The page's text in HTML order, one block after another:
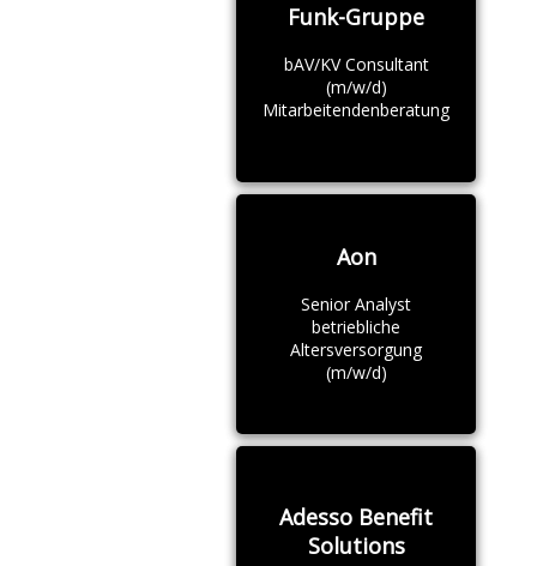
Funk-Gruppe
bAV/KV Consultant
(m/w/d)
Mitarbeitendenberatung
Aon
Senior Analyst
betriebliche
Altersversorgung
(m/w/d)
Adesso Benefit
Solutions